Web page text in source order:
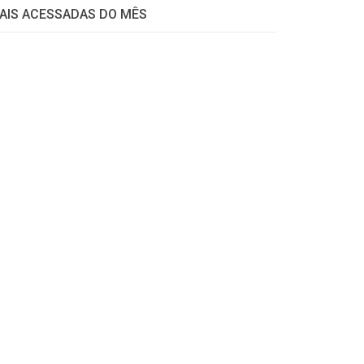
ACESSADAS DO MÊS